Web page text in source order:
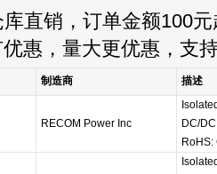
直销，订单金额100元
惠，量大更优惠，支
制造商 描述
RECOM Power Inc
DC/